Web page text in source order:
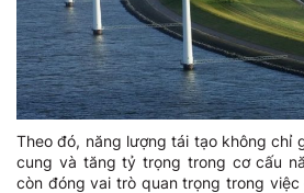
Theo đó, năng lượng tái tạo không chỉ
cung và tăng tỷ trọng trong cơ cấu
còn đóng vai trò quan trọng trong